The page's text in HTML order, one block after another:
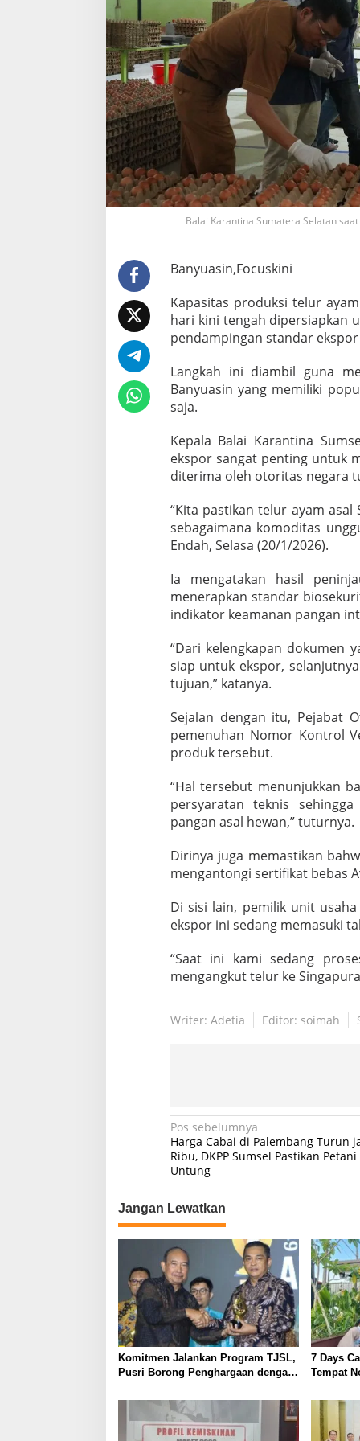
H
a
i
e
t
r
e
l
u
r
n
a
s
i
S
a
k
s
p
a
s
i
k
e
a
s
a
i
n
g
p
r
a
Balai Karantina Sumatera Selatan
Banyuasin,Focuskini
Kapasitas produksi telur
hari kini tengah dipersiapkan
pendampingan standar
Langkah ini diambil guna
Banyuasin yang memiliki
saja.
Kepala Balai Karantina
ekspor sangat penting untuk
diterima oleh otoritas negara
“Kita pastikan telur ayam
sebagaimana komoditas
Endah, Selasa (20/1/2026).
Ia mengatakan hasil
menerapkan standar
indikator keamanan pangan
“Dari kelengkapan dokumen
siap untuk ekspor,
tujuan,” katanya.
Sejalan dengan itu, Pejabat
pemenuhan Nomor Kontrol
produk tersebut.
“Hal tersebut menunjukkan
persyaratan teknis
pangan asal hewan,” tuturnya.
Dirinya juga memastikan
mengantongi sertifikat bebas
Di sisi lain, pemilik unit
ekspor ini sedang memasuki
“Saat ini kami sedang
mengangkut telur ke
Writer: Adetia Editor: soimah
N
a
v
i
g
a
s
i
p
o
s
Pos sebelumnya
Harga Cabai di Palembang Turun
Ribu, DKPP Sumsel Pastikan
Untung
Jangan Lewatkan
Komitmen Jalankan Program TJSL,
Pusri Borong Penghargaan dengan
7 Days
Tempat